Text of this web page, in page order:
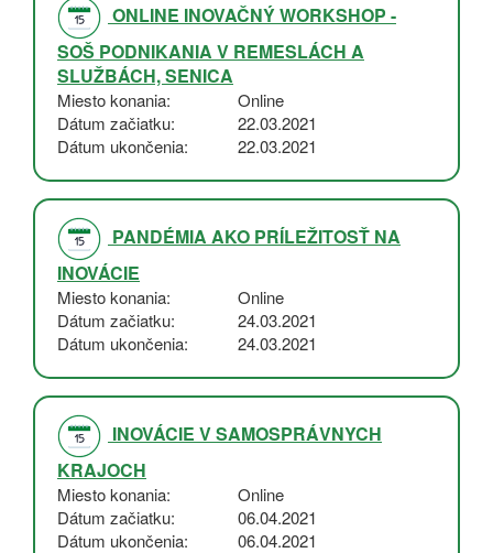
ONLINE INOVAČNÝ WORKSHOP -
SOŠ PODNIKANIA V REMESLÁCH A
SLUŽBÁCH, SENICA
Miesto konania
Online
Dátum začiatku
22.03.2021
Dátum ukončenia
22.03.2021
PANDÉMIA AKO PRÍLEŽITOSŤ NA
INOVÁCIE
Miesto konania
Online
Dátum začiatku
24.03.2021
Dátum ukončenia
24.03.2021
INOVÁCIE V SAMOSPRÁVNYCH
KRAJOCH
Miesto konania
Online
Dátum začiatku
06.04.2021
Dátum ukončenia
06.04.2021